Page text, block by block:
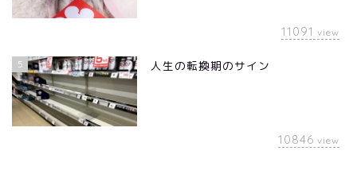
11091 view
5 人生の転換期のサイン
10846 view